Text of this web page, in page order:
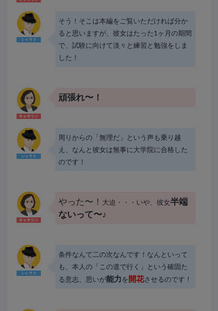
そう！そこは本編をご覧いただければ分か
ると思いますが、彼女はたった1ヶ月の期間
で、試験に向けて淡々と練習と勉強をしま
した！
頑張れ〜！
周りからの「無理だ」という声も乗り越
え、なんと彼女は無事に大学院に合格した
のです！
やった〜！ 大迫・・・いや、彼女半端
ないって〜♪
条件なんて二の次なんです！なんといって
も、本人の「この道で行く」という確固た
る意志、思いが能力 を開花させるのです！